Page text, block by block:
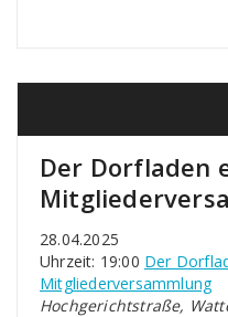
Der Dorfladen
28.04.2025
Uhrzeit: 19:00 Der
Mitgliederversammlung
Hochgerichtstraße,